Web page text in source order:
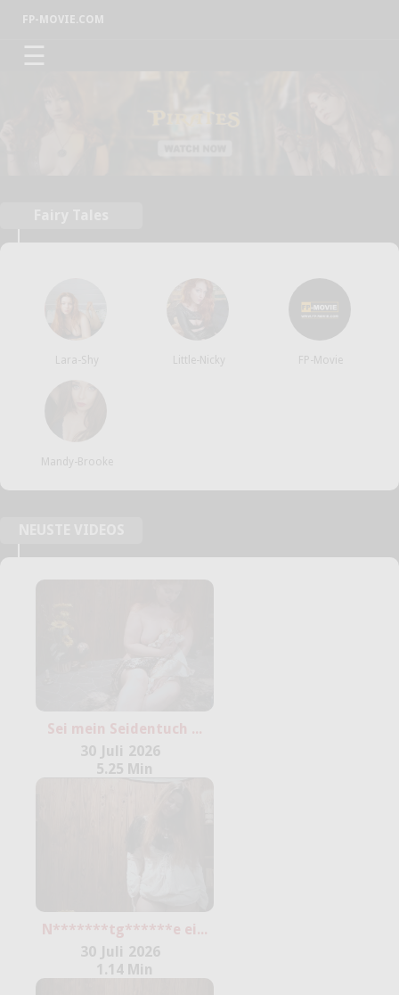
FP-MOVIE.COM
☰
Lara-Shy Little-Nicky FP-Movie
Mandy-Brooke
Sei mein Seidentuch ...
30 Juli 2026
5.25 Min
N*******tg******e ei...
30 Juli 2026
1.14 Min